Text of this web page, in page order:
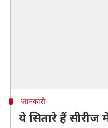
जानकारी
ये सितारे हैं सीरीज